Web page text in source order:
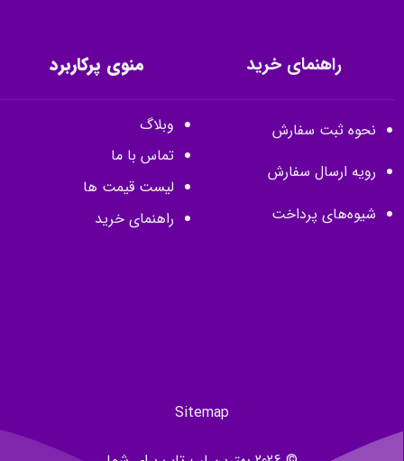
راهنمای خرید
نحوه ثبت سفارش
رویه ارسال سفارش
شیوه‌های پرداخت
منوی پرکاربرد
وبلاگ
تماس با ما
لیست قیمت ها
راهنمای خرید
Sitemap